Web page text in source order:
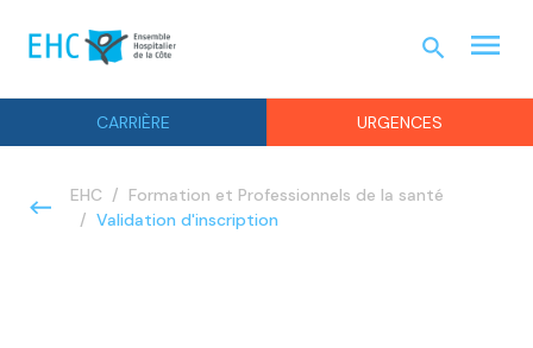
CARRIÈRE URGENCES
search menu
EHC
Formation et Professionnels de la santé
Validation d'inscription